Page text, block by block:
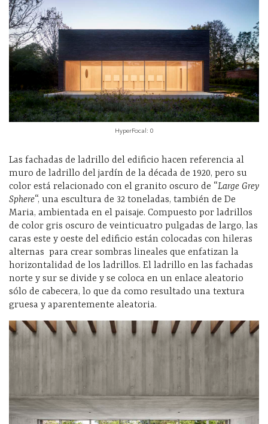
HyperFocal: 0
Las fachadas de ladrillo del edificio hacen referencia al
muro de ladrillo del jardín de la década de 1920, pero su
color está relacionado con el granito oscuro de “Large Grey
Sphere“, una escultura de 32 toneladas, también de De
Maria, ambientada en el paisaje. Compuesto por ladrillos
de color gris oscuro de veinticuatro pulgadas de largo, las
caras este y oeste del edificio están colocadas con hileras
alternas para crear sombras lineales que enfatizan la
horizontalidad de los ladrillos. El ladrillo en las fachadas
norte y sur se divide y se coloca en un enlace aleatorio
sólo de cabecera, lo que da como resultado una textura
gruesa y aparentemente aleatoria.